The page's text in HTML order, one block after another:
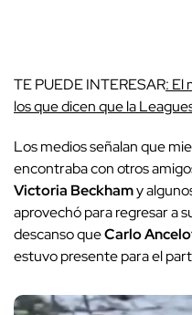
TE PUEDE INTERESAR: El
los que dicen que la
Los medios señalan que
encontraba con otros
Victoria Beckhamy
aprovechó para regresar a
descanso queCarlo
estuvo presente para el